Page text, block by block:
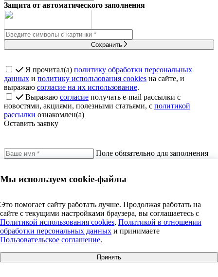
Защита от автоматического заполнения
Сохранить
Я прочитал(а) политику обработки персональных
данных и политику использования cookies на сайте, и
выражаю согласие на их использование.
Выражаю согласие получать e-mail рассылки с
новостями, акциями, полезными статьями, с политикой
рассылки ознакомлен(а)
Оставить заявку
Поле обязательно для заполнения
Поле обязательно для заполнения
Защита от автоматического заполнения
Отправить
политику использования cookies
Мы используем cookie-файлы
Это помогает сайту работать лучше. Продолжая работать на
сайте с текущими настройками браузера, вы соглашаетесь c
Политикой использования cookies, Политикой в отношении
обработки персональных данных и принимаете
Пользовательское соглашение.
Принять